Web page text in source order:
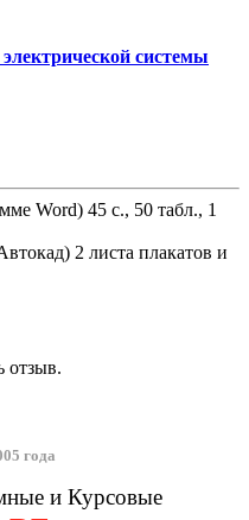
системы
Word) 45 с., 50 табл., 1
2 листа плакатов и
отзыв.
года
и Курсовые